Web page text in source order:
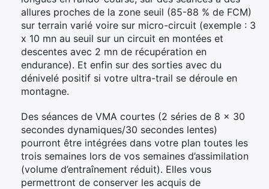
allures proches de la zone seuil (85-88 % de FCM)
sur terrain varié voire sur micro-circuit (exemple : 3
x 10 mn au seuil sur un circuit en montées et
descentes avec 2 mn de récupération en
endurance). Et enfin sur des sorties avec du
dénivelé positif si votre ultra-trail se déroule en
montagne.
Des séances de VMA courtes (2 séries de 8 x 30
secondes dynamiques/30 secondes lentes)
pourront être intégrées dans votre plan toutes les
trois semaines lors de vos semaines d’assimilation
(volume d’entraînement réduit). Elles vous
permettront de conserver les acquis de